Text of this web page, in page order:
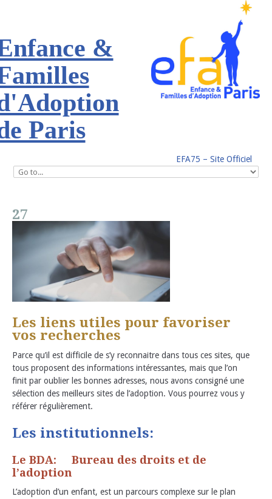
&
Paris
EFA75 – Site Officiel
27
Les liens utiles pour favoriser
vos recherches
Parce qu’il est difficile de s’y reconnaitre dans tous ces sites, que
tous proposent des informations intéressantes, mais que l’on
finit par oublier les bonnes adresses, nous avons consigné une
sélection des meilleurs sites de l’adoption. Vous pourrez vous y
référer régulièrement.
Les institutionnels:
Le BDA: Bureau des droits et de
l’adoption
L’adoption d’un enfant, est un parcours complexe sur le plan